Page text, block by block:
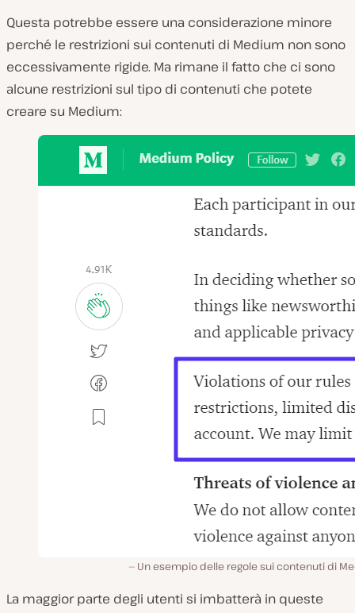
Questa potrebbe essere una considerazione minore
perché le restrizioni sui contenuti di Medium non sono
eccessivamente rigide. Ma rimane il fatto che ci sono
alcune restrizioni sul tipo di contenuti che potete
creare su Medium:
Un esempio delle regole sui contenuti di
La maggior parte degli utenti si imbatterà in queste